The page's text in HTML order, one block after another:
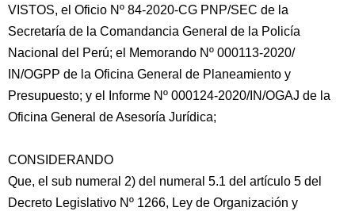
VISTOS, el Oficio Nº 84-2020-CG PNP/SEC de la
Secretaría de la Comandancia General de la Policía
Nacional del Perú; el Memorando Nº 000113-2020/
IN/OGPP de la Oficina General de Planeamiento y
Presupuesto; y el Informe Nº 000124-2020/IN/OGAJ de la
Oficina General de Asesoría Jurídica;
CONSIDERANDO
Que, el sub numeral 2) del numeral 5.1 del artículo 5 del
Decreto Legislativo Nº 1266, Ley de Organización y